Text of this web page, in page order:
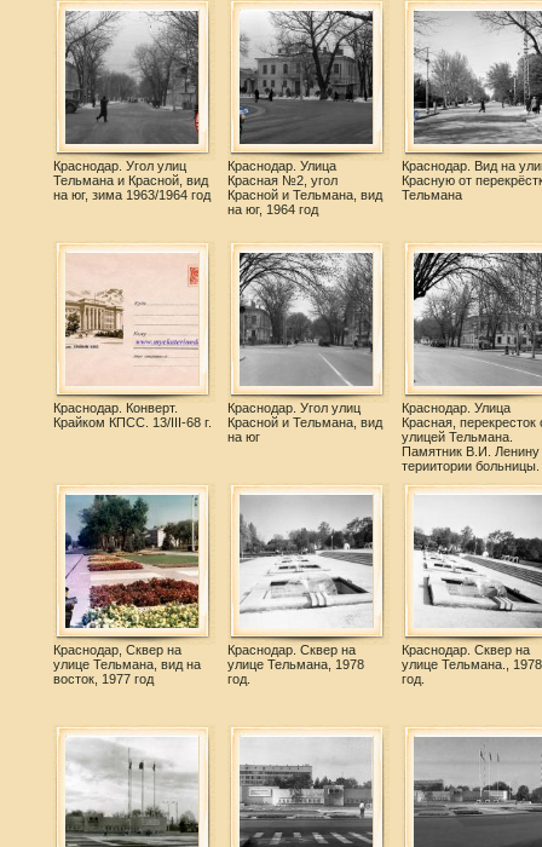
Краснодар. Угол улиц
Тельмана и Красной, вид
на юг, зима 1963/1964 год
Краснодар. Улица
Красная №2, угол
Красной и Тельмана, вид
на юг, 1964 год
Краснодар. Вид на
Красную от
Тельмана
Краснодар. Конверт.
Крайком КПСС. 13/III-68 г.
Краснодар. Угол улиц
Красной и Тельмана, вид
на юг
Краснодар. Улица
Красная, перекресток
улицей Тельмана.
Памятник В.И. Ленину
териитории больницы.
Краснодар, Сквер на
улице Тельмана, вид на
восток, 1977 год
Краснодар. Сквер на
улице Тельмана, 1978
год.
Краснодар. Сквер на
улице Тельмана., 1978
год.